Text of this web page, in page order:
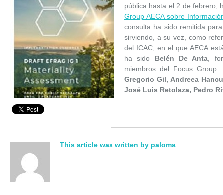
pública hasta el 2 de febrero,
Group AECA sobre
consulta ha sido remitida
sirviendo, a su vez, como
del ICAC, en el que AECA
ha sido Belén De Anta ,
miembros del Focus Group:
Gregorio Gil, Andreea
José Luis Retolaza, Pedro
This article was written by paloma